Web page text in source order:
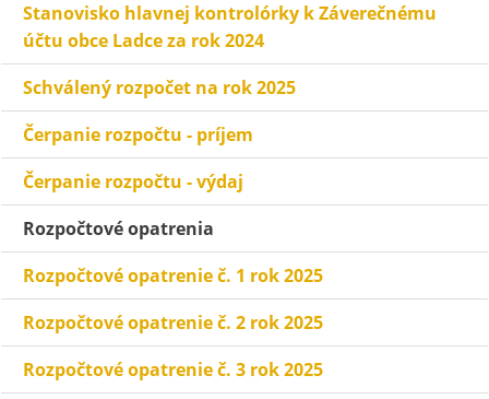
Stanovisko hlavnej kontrolórky k Záverečnému
účtu obce Ladce za rok 2024
Schválený rozpočet na rok 2025
Čerpanie rozpočtu - príjem
Čerpanie rozpočtu - výdaj
Rozpočtové opatrenia
Rozpočtové opatrenie č. 1 rok 2025
Rozpočtové opatrenie č. 2 rok 2025
Rozpočtové opatrenie č. 3 rok 2025